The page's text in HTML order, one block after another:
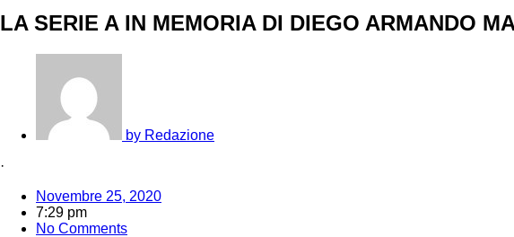
LA SERIE A IN MEMORIA DI DIEGO ARMANDO
by Redazione
·
Novembre 25, 2020
7:29 pm
No Comments